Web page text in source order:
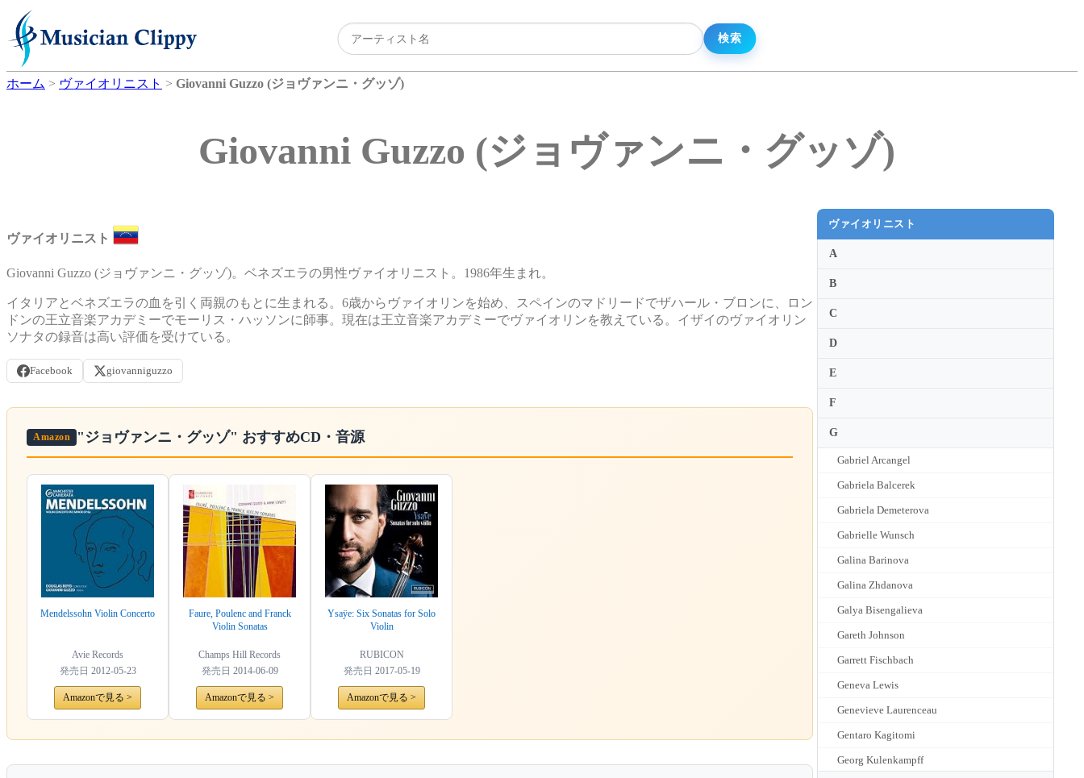
ホーム > ヴァイオリニスト > Giovanni Guzzo (ジョヴァンニ・グッゾ)
Giovanni Guzzo (ジョヴァンニ・グッゾ)
ヴァイオリニスト
Giovanni Guzzo (ジョヴァンニ・グッゾ)。ベネズエラの男性ヴァイオリニスト。1986年生まれ。
イタリアとベネズエラの血を引く両親のもとに生まれる。6歳からヴァイオリンを始め、スペインのマドリードでザハール・ブロンに、ロン
ドンの王立音楽アカデミーでモーリス・ハッソンに師事。現在は王立音楽アカデミーでヴァイオリンを教えている。イザイのヴァイオリン
ソナタの録音は高い評価を受けている。
Facebook giovanniguzzo
Amazon "ジョヴァンニ・グッゾ" おすすめCD・音源
Mendelssohn Violin Concerto
Avie Records
発売日 2012-05-23
Amazonで見る >
Faure, Poulenc and Franck
Violin Sonatas
Champs Hill Records
発売日 2014-06-09
Amazonで見る >
Ysaÿe: Six Sonatas for Solo
Violin
RUBICON
発売日 2017-05-19
Amazonで見る >
ヴァイオリニスト
A
B
C
D
E
F
G
Gabriel Arcangel
Gabriela Balcerek
Gabriela Demeterova
Gabrielle Wunsch
Galina Barinova
Galina Zhdanova
Galya Bisengalieva
Gareth Johnson
Garrett Fischbach
Geneva Lewis
Genevieve Laurenceau
Gentaro Kagitomi
Georg Kulenkampff